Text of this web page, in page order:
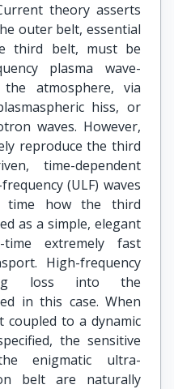
theory asserts
outer belt, essential
third belt, must be
plasma wave-
atmosphere, via
hiss, or
waves. However,
reproduce the third
time-dependent
(ULF) waves
how the third
as a simple, elegant
time extremely fast
High-frequency
loss into the
in this case. When
coupled to a dynamic
the sensitive
enigmatic ultra-
belt are naturally